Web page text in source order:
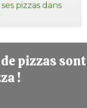
pizzas dans
pizzas sont
!